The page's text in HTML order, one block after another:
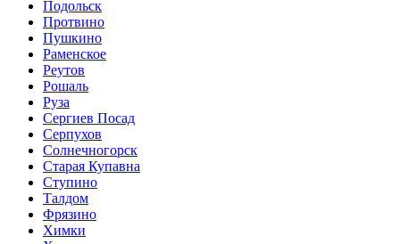
Подольск
Протвино
Пушкино
Раменское
Реутов
Рошаль
Руза
Сергиев Посад
Серпухов
Солнечногорск
Старая Купавна
Ступино
Талдом
Фрязино
Химки